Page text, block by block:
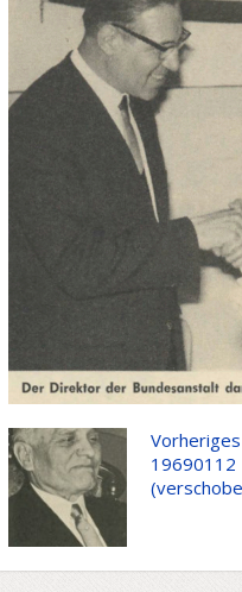
19690112